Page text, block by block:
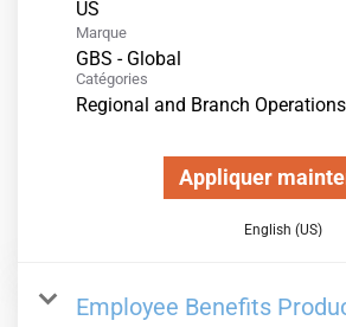
Marque
GBS - Global
Catégories
Regional and Branch Operations
Appliquer
English (US)
Employee Benefits